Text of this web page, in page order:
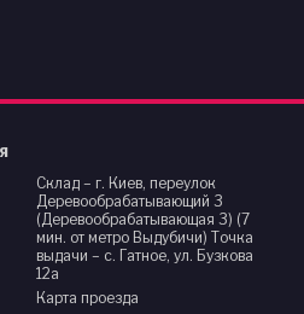
Склад – г. Киев, переулок
Деревообрабатывающий 3
(Деревообрабатывающая 3) (7
мин. от метро Выдубичи) Точка
выдачи – с. Гатное, ул. Бузкова
12а
Карта проезда